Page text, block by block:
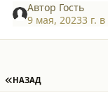
Автор Гость
9 мая, 20233 г. в
ПЕРВАЯ СТРАНИЦА
НАЗАД